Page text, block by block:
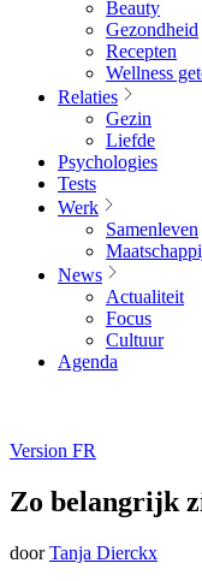
Beauty
Gezondheid
Recepten
Wellness
Relaties
Gezin
Liefde
Psychologies
Tests
Werk
Samenleven
News
Actualiteit
Focus
Cultuur
Agenda
Version FR
Zo belangrijk
door Tanja Dierckx